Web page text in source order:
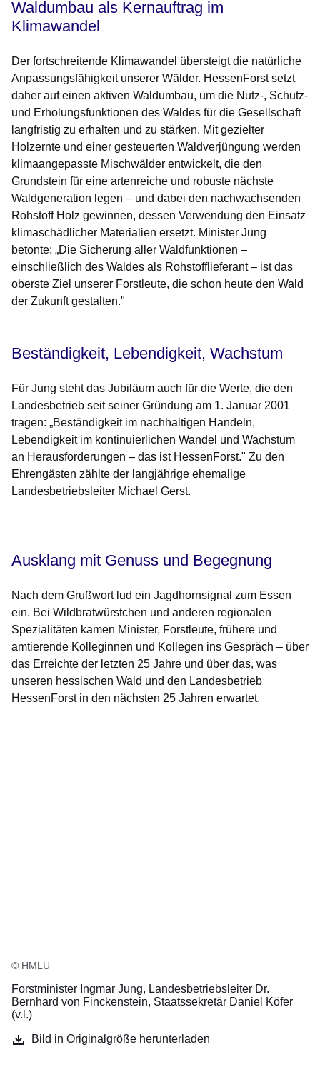
Waldumbau als Kernauftrag im
Klimawandel
Der fortschreitende Klimawandel übersteigt die natürliche
Anpassungsfähigkeit unserer Wälder. HessenForst setzt
daher auf einen aktiven Waldumbau, um die Nutz-, Schutz-
und Erholungsfunktionen des Waldes für die Gesellschaft
langfristig zu erhalten und zu stärken. Mit gezielter
Holzernte und einer gesteuerten Waldverjüngung werden
klimaangepasste Mischwälder entwickelt, die den
Grundstein für eine artenreiche und robuste nächste
Waldgeneration legen – und dabei den nachwachsenden
Rohstoff Holz gewinnen, dessen Verwendung den Einsatz
klimaschädlicher Materialien ersetzt. Minister Jung
betonte: „Die Sicherung aller Waldfunktionen –
einschließlich des Waldes als Rohstofflieferant – ist das
oberste Ziel unserer Forstleute, die schon heute den Wald
der Zukunft gestalten."
Beständigkeit, Lebendigkeit, Wachstum
Für Jung steht das Jubiläum auch für die Werte, die den
Landesbetrieb seit seiner Gründung am 1. Januar 2001
tragen: „Beständigkeit im nachhaltigen Handeln,
Lebendigkeit im kontinuierlichen Wandel und Wachstum
an Herausforderungen – das ist HessenForst." Zu den
Ehrengästen zählte der langjährige ehemalige
Landesbetriebsleiter Michael Gerst.
Ausklang mit Genuss und Begegnung
Nach dem Grußwort lud ein Jagdhornsignal zum Essen
ein. Bei Wildbratwürstchen und anderen regionalen
Spezialitäten kamen Minister, Forstleute, frühere und
amtierende Kolleginnen und Kollegen ins Gespräch – über
das Erreichte der letzten 25 Jahre und über das, was
unseren hessischen Wald und den Landesbetrieb
HessenForst in den nächsten 25 Jahren erwartet.
© HMLU
Forstminister Ingmar Jung, Landesbetriebsleiter Dr.
Bernhard von Finckenstein, Staatssekretär Daniel Köfer
(v.l.)
Bild in Originalgröße herunterladen